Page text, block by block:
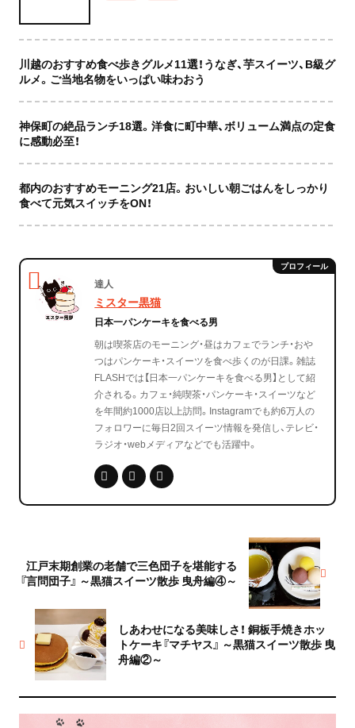
川越のおすすめ食べ歩きグルメ11選！うなぎ、芋スイーツ、B級グ
ルメ。ご当地名物をいっぱい味わおう
神保町の絶品ランチ18選。洋食に町中華、ボリューム満点の定食
に感動必至！
都内のおすすめモーニング21店。おいしい朝ごはんをしっかり
食べて元気スイッチをON！
達人
ミスター黒猫
日本一パンケーキを食べる男
朝は喫茶店のモーニング・昼はカフェでランチ・おや
つはパンケーキ・スイーツを食べ歩くのが日課。雑誌
FLASHでは【日本一パンケーキを食べる男】として紹
介される。カフェ・純喫茶・パンケーキ・スイーツなど
を年間約1000店以上訪問。Instagramでも約6万人の
フォロワーに毎日2回スイーツ情報を発信し、テレビ・
ラジオ・webメディアなどでも活躍中。
しあわせになる美味しさ！ 銅板手焼きホッ
トケーキ『マチヤス』 ～黒猫スイーツ散歩 曳
舟編②～
江戸末期創業の老舗で三色団子を堪能する
『言問団子』 ～黒猫スイーツ散歩 曳舟編④～